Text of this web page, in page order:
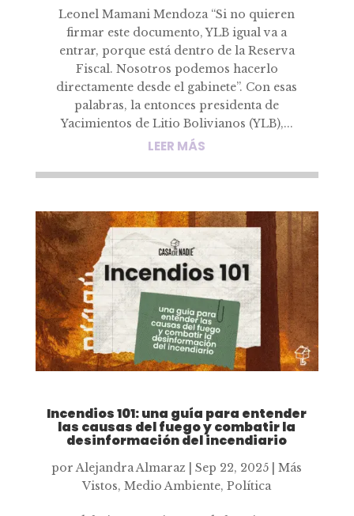
Leonel Mamani Mendoza “Si no quieren
firmar este documento, YLB igual va a
entrar, porque está dentro de la Reserva
Fiscal. Nosotros podemos hacerlo
directamente desde el gabinete”. Con esas
palabras, la entonces presidenta de
Yacimientos de Litio Bolivianos (YLB),...
LEER MÁS
Incendios 101: una guía para entender
las causas del fuego y combatir la
desinformación del incendiario
porAlejandra Almaraz |Sep 22, 2025 |Más
Vistos,Medio Ambiente,Política